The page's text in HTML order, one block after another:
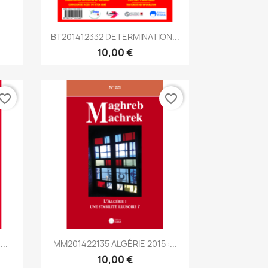
Aperçu rapide
BT201412332 DETERMINATION...
10,00 €
Aperçu rapide
MM201422135 ALGÉRIE 2015 :...
10,00 €
favorite_border